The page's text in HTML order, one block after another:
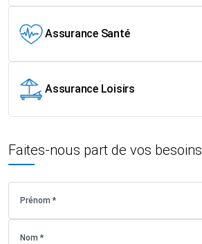
Assurance Santé
Assurance Loisirs
Faites-nous part de vos besoins